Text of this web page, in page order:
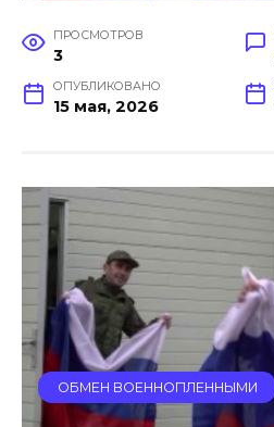
ПРОСМОТРОВ
3
ОПУБЛИКОВАНО
15 мая, 2026
ОБМЕН ВОЕННОПЛЕННЫМИ